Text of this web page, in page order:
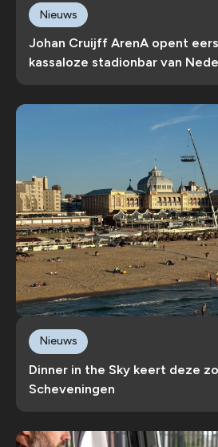
Johan Cruijff ArenA opent
kassaloze stadionbar van
Nieuws
Dinner in the Sky keert deze
Scheveningen
Nieuws